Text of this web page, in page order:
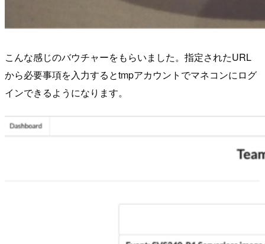
こんな感じのバウチャーをもらいました。指定されたURL
から必要事項を入力するとtmpアカウントでマネコンにログ
インできるようになります。